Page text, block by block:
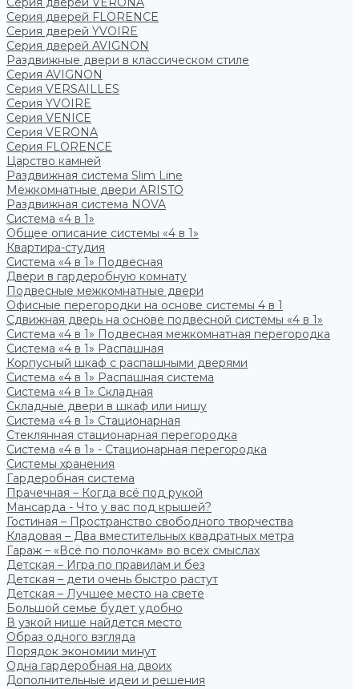
Серия дверей FLORENCE
Серия дверей YVOIRE
Серия дверей AVIGNON
Раздвижные двери в классическом стиле
Серия AVIGNON
Серия VERSAILLES
Серия YVOIRE
Серия VENICE
Серия VERONA
Серия FLORENCE
Царство камней
Раздвижная система Slim Line
Межкомнатные двери ARISTO
Раздвижная система NOVA
Система «4 в 1»
Общее описание системы «4 в 1»
Квартира-студия
Система «4 в 1» Подвесная
Двери в гардеробную комнату
Подвесные межкомнатные двери
Офисные перегородки на основе системы 4 в 1
Сдвижная дверь на основе подвесной системы «4 в 1»
Система «4 в 1» Подвесная межкомнатная перегородка
Система «4 в 1» Распашная
Корпусный шкаф с распашными дверями
Система «4 в 1» Распашная система
Система «4 в 1» Складная
Складные двери в шкаф или нишу
Система «4 в 1» Стационарная
Стеклянная стационарная перегородка
Система «4 в 1» - Стационарная перегородка
Системы хранения
Гардеробная система
Прачечная – Когда всё под рукой
Мансарда - Что у вас под крышей?
Гостиная – Пространство свободного творчества
Кладовая – Два вместительных квадратных метра
Гараж – «Всё по полочкам» во всех смыслах
Детская – Игра по правилам и без
Детская – дети очень быстро растут
Детская – Лучшее место на свете
Большой семье будет удобно
В узкой нише найдется место
Образ одного взгляда
Порядок экономии минут
Одна гардеробная на двоих
Дополнительные идеи и решения